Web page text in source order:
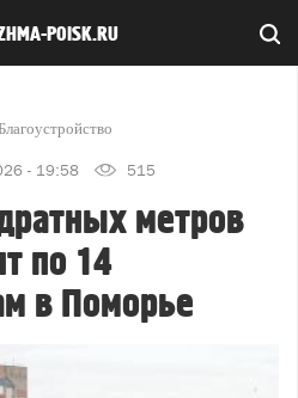
POISK.RU
- 19:58 515
метров
по 14
в Поморье